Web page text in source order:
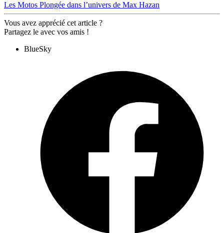
Les Motos Plongée dans l’univers de Max Hazan
Vous avez apprécié cet article ?
Partagez le avec vos amis !
BlueSky